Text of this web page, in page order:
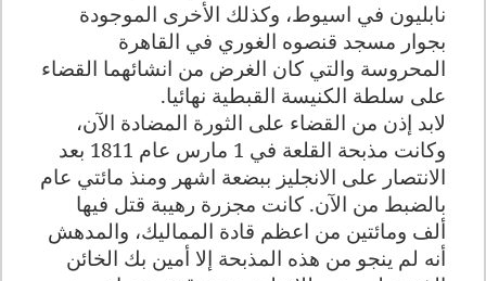
نابليون في اسيوط، وكذلك الأخرى الموجودة
بجوار مسجد قنصوه الغوري في القاهرة
المحروسة والتي كان الغرض من انشائهما القضاء
على سلطة الكنيسة القبطية نهائيا.
لابد إذن من القضاء على الثورة المضادة الآن،
وكانت مذبحة القلعة في 1 مارس عام 1811 بعد
الانتصار على الانجليز ببضعة اشهر ومنذ مائتي عام
بالضبط من الآن. كانت مجزرة رهيبة قتل فيها
ألف ومائتين من اعظم قادة المماليك، والمدهش
أنه لم ينجو من هذه المذبحة إلا أمين بك الخائن